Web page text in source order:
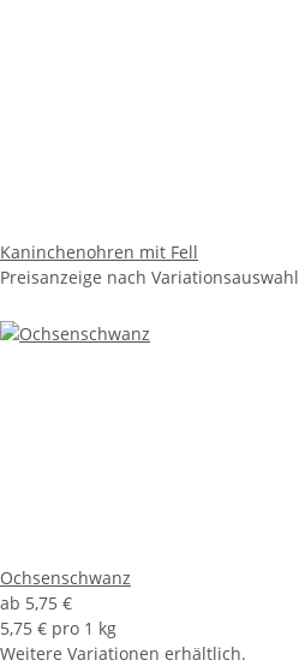
Kaninchenohren mit Fell
Preisanzeige nach Variationsauswahl
Ochsenschwanz
ab 5,75 €
5,75 € pro 1 kg
Weitere Variationen erhältlich.